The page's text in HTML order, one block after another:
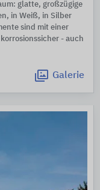
glatte, großzügige
in Weiß, in Silber
sind mit einer
- auch
Galerie